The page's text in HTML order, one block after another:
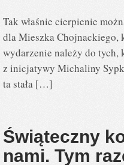
Tak właśnie cierpienie
dla Mieszka Chojnackiego,
wydarzenie należy do tych,
z inicjatywy Michaliny
ta stała […]
Świąteczny
nami. Tym